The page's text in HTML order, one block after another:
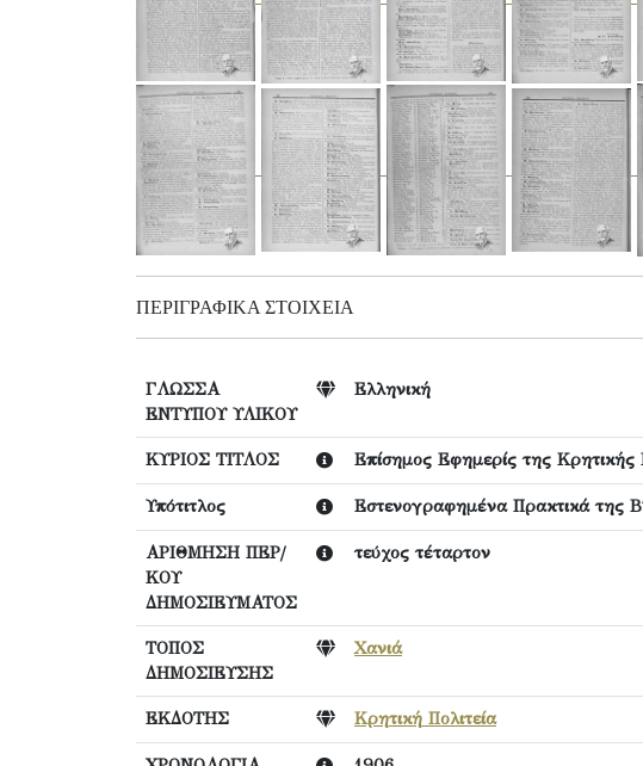
ΠΕΡΙΓΡΑΦΙΚΆ ΣΤΟΙΧΕΊΑ
ΓΛΩΣΣΑ
ΕΝΤΥΠΟΥ ΥΛΙΚΟΥ
Ελληνική
ΚΥΡΙΟΣ ΤΙΤΛΟΣ Επίσημος Εφημερίς της Κρητικής
Υπότιτλος Εστενογραφημένα Πρακτικά της
ΑΡΙΘΜΗΣΗ ΠΕΡ/
ΚΟΥ
ΔΗΜΟΣΙΕΥΜΑΤΟΣ
τεύχος τέταρτον
ΤΟΠΟΣ
ΔΗΜΟΣΙΕΥΣΗΣ
Χανιά
ΕΚΔΟΤΗΣ Κρητική Πολιτεία